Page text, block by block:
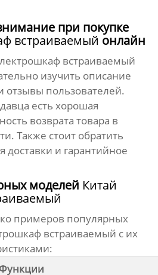
при покупке
встраиваемый онлайн
встраиваемый
изучить описание
отзывы пользователей.
есть хорошая
возврата товара в
Также стоит обратить
доставки и гарантийное
моделей Китай
примеров популярных
встраиваемый с их
Функции